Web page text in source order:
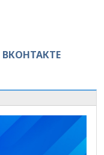
ВКОНТАКТЕ